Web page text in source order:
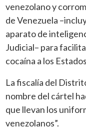
venezolano y
de Venezuela
aparato de
Judicial– para
cocaína a los
La fiscalía del
nombre del cártel
que llevan los
venezolanos”.